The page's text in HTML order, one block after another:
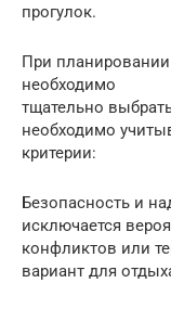
прогулок.
При планировании
необходимо
тщательно
необходимо
критерии:
Безопасность и
исключается
конфликтов или
вариант для